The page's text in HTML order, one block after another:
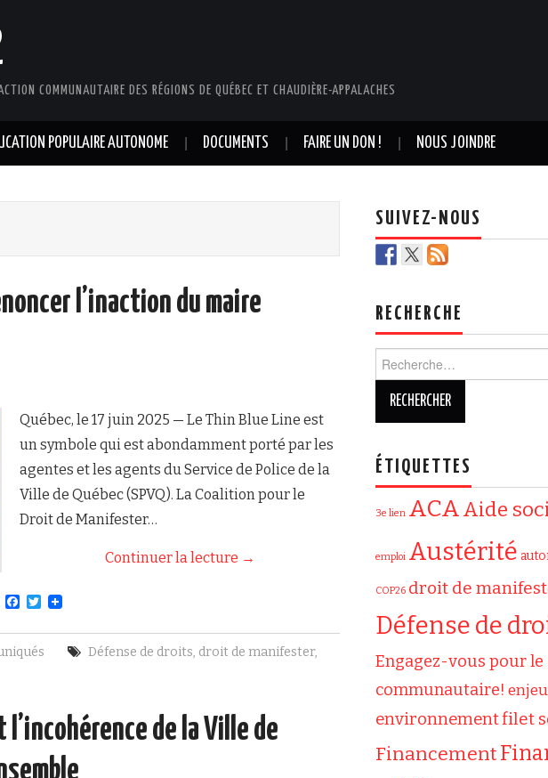
COMMUNAUTAIRE DES RÉGIONS DE QUÉBEC ET CHAUDIÈRE-APPALACHES
POPULAIRE AUTONOME DOCUMENTS FAIRE UN DON ! NOUS JOINDRE
l’inaction du maire
Québec, le 17 juin 2025 — Le Thin Blue Line est
un symbole qui est abondamment porté par les
agentes et les agents du Service de Police de la
Ville de Québec (SPVQ). La Coalition pour le
Droit de Manifester…
Continuer la lecture →
F
c
b
T
i
t
Défense de droits, droit de manifester,
l’incohérence de la Ville de
SUIVEZ-NOUS
RECHERCHE
ÉTIQUETTES
3e lien ACAAide
emploi Austérité
COP26 droit de
Défense de
Engagez-vous pour le
communautaire!
environnementfilet
Financement